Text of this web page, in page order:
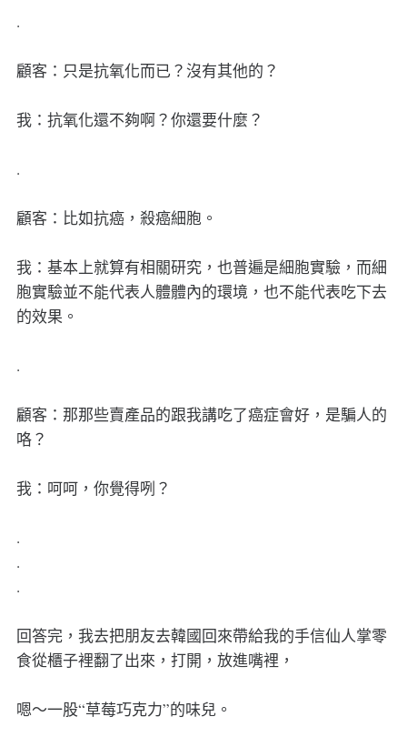
.
顧客：只是抗氧化而已？沒有其他的？
我：抗氧化還不夠啊？你還要什麼？
.
顧客：比如抗癌，殺癌細胞。
我：基本上就算有相關研究，也普遍是細胞實驗，而細
胞實驗並不能代表人體體內的環境，也不能代表吃下去
的效果。
.
顧客：那那些賣產品的跟我講吃了癌症會好，是騙人的
咯？
我：呵呵，你覺得咧？
.
.
.
回答完，我去把朋友去韓國回來帶給我的手信仙人掌零
食從櫃子裡翻了出來，打開，放進嘴裡，
嗯～一股“草莓巧克力”的味兒。